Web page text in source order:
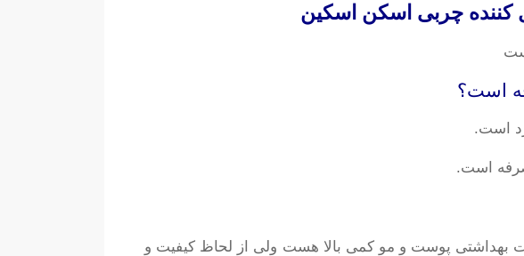
چربی اسکن اسکین
است.
است.
بهداشتی پوست و مو کمی بالا هست ولی از لحاظ کیفیت و